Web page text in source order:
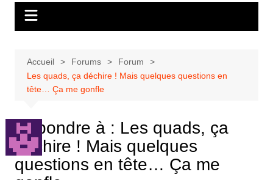
Accueil Forums
Forum
Les quads, ça déchire ! Mais quelques questions en
tête… Ça me gonfle
Répondre à : Les quads, ça
déchire ! Mais quelques
questions en tête… Ça me